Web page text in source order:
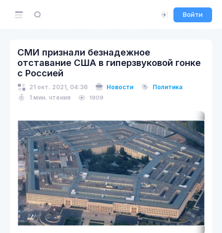
Войти
СМИ признали безнадежное
отставание США в гиперзвуковой гонке
с Россией
21 окт. 2021, 04:36 Новости
Политика
1 мин. чтения
1909